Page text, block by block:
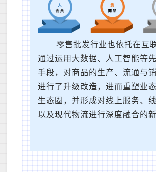
零售批发行业也依托在互
通过运用大数据、人工智能等
手段，对商品的生产、流通与
进行了升级改造，进而重塑业
生态圈，并形成对线上服务、
以及现代物流进行深度融合的新